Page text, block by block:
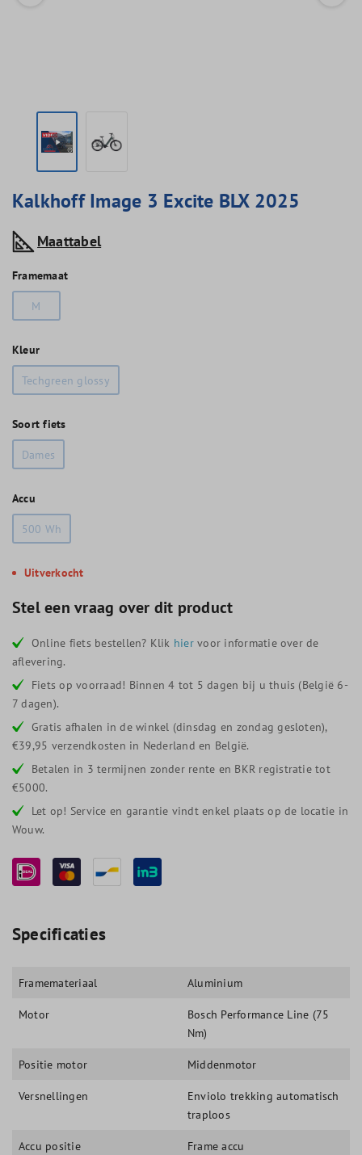
Kalkhoff Image 3 Excite BLX 2025
Maattabel
Framemaat
M
Kleur
Techgreen glossy
Soort fiets
Dames
Accu
500 Wh
Uitverkocht
Stel een vraag over dit product
Online fiets bestellen? Klik hiervoor informatie over de
aflevering.
Fiets op voorraad! Binnen 4 tot 5 dagen bij u thuis (België 6-
7 dagen).
Gratis afhalen in de winkel (dinsdag en zondag gesloten),
€39,95 verzendkosten in Nederland en België.
Betalen in 3 termijnen zonder rente en BKR registratie tot
€5000.
Let op! Service en garantie vindt enkel plaats op de locatie in
Wouw.
Specificaties
Framemateriaal Aluminium
Motor
Bosch Performance Line (75
Nm)
Positie motor Middenmotor
Versnellingen
Enviolo trekking automatisch
traploos
Accu positie Frame accu